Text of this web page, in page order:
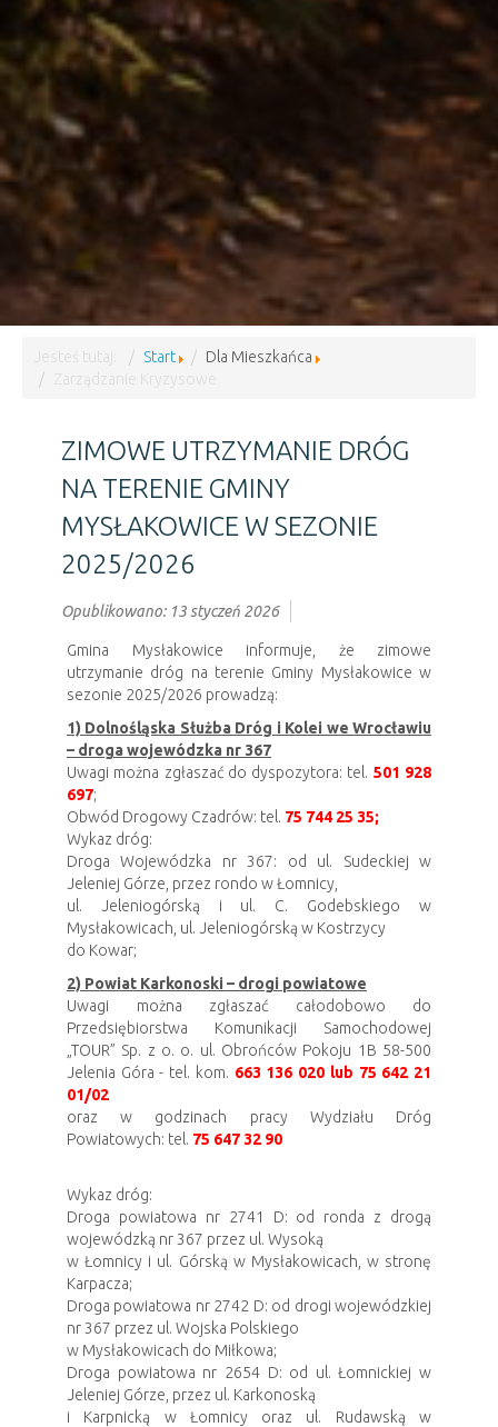
Jesteś tutaj: Start
Dla Mieszkańca
Zarządzanie Kryzysowe
ZIMOWE UTRZYMANIE DRÓG
NA TERENIE GMINY
MYSŁAKOWICE W SEZONIE
2025/2026
Opublikowano: 13 styczeń 2026
Gmina Mysłakowice informuje, że zimowe
utrzymanie dróg na terenie Gminy Mysłakowice w
sezonie 2025/2026 prowadzą:
1) Dolnośląska Służba Dróg i Kolei we Wrocławiu
– droga wojewódzka nr 367
Uwagi można zgłaszać do dyspozytora: tel. 501 928
697;
Obwód Drogowy Czadrów: tel. 75 744 25 35;
Wykaz dróg:
Droga Wojewódzka nr 367: od ul. Sudeckiej w
Jeleniej Górze, przez rondo w Łomnicy,
ul. Jeleniogórską i ul. C. Godebskiego w
Mysłakowicach, ul. Jeleniogórską w Kostrzycy
do Kowar;
2) Powiat Karkonoski – drogi powiatowe
Uwagi można zgłaszać całodobowo do
Przedsiębiorstwa Komunikacji Samochodowej
„TOUR” Sp. z o. o. ul. Obrońców Pokoju 1B 58-500
Jelenia Góra - tel. kom. 663 136 020 lub 75 642 21
01/02
oraz w godzinach pracy Wydziału Dróg
Powiatowych: tel. 75 647 32 90
Wykaz dróg:
Droga powiatowa nr 2741 D: od ronda z drogą
wojewódzką nr 367 przez ul. Wysoką
w Łomnicy i ul. Górską w Mysłakowicach, w stronę
Karpacza;
Droga powiatowa nr 2742 D: od drogi wojewódzkiej
nr 367 przez ul. Wojska Polskiego
w Mysłakowicach do Miłkowa;
Droga powiatowa nr 2654 D: od ul. Łomnickiej w
Jeleniej Górze, przez ul. Karkonoską
i Karpnicką w Łomnicy oraz ul. Rudawską w